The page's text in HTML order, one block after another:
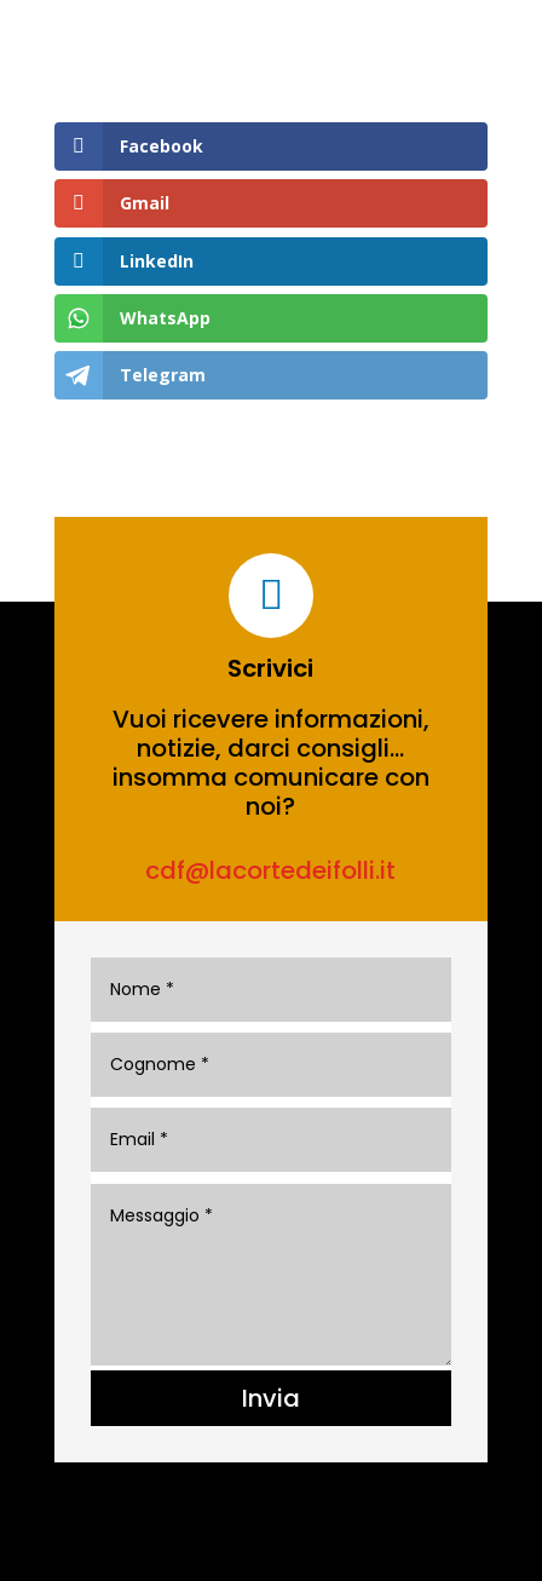
Facebook
Gmail
LinkedIn
WhatsApp
Telegram

Scrivici
Vuoi ricevere informazioni,
notizie, darci consigli…
insomma comunicare con
noi?
cdf@lacortedeifolli.it
Invia